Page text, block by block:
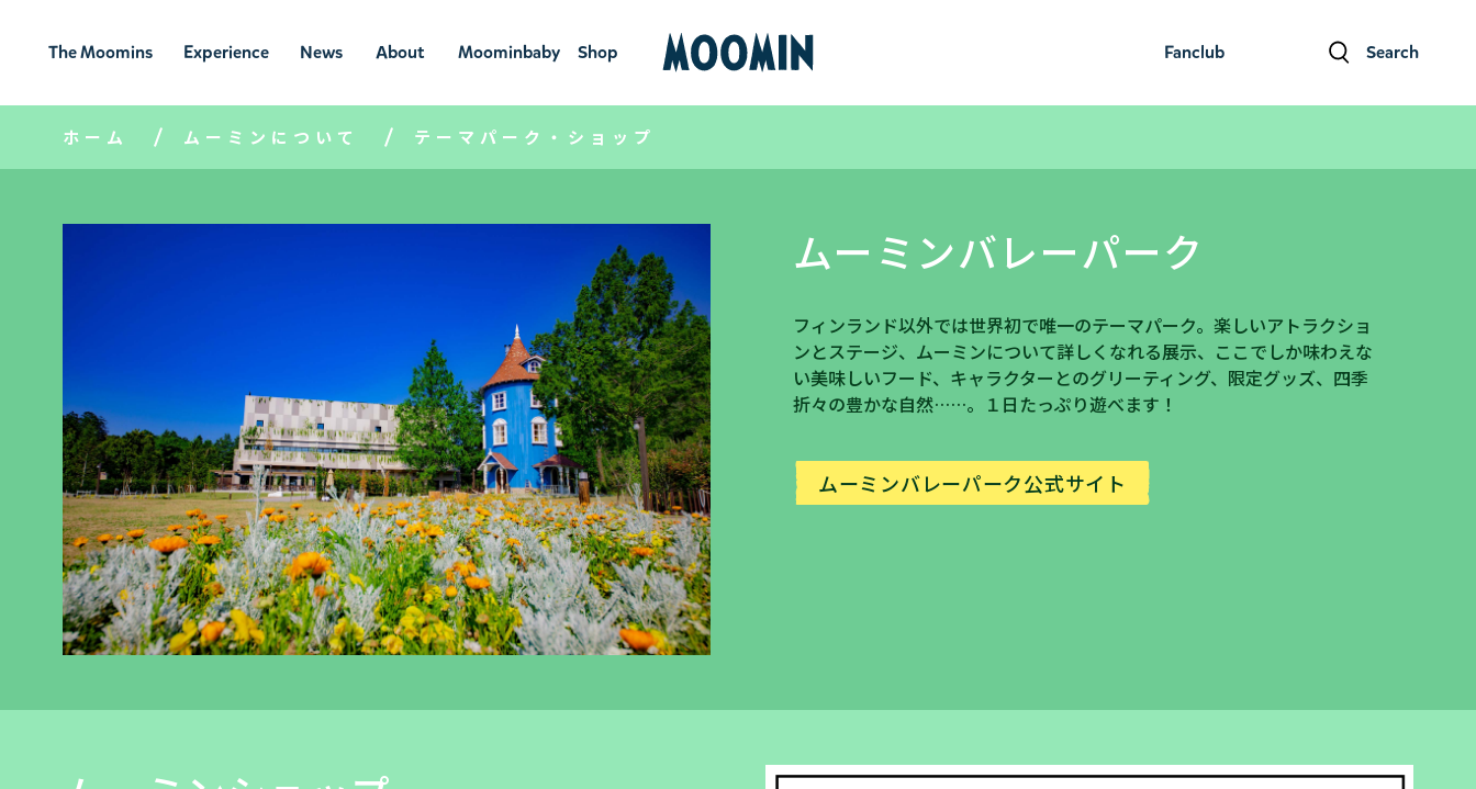
Fanclub Search
The Moomins
ムーミンの
世界
Experience
ムーミンの世
界を楽しむ
News
ニュ
ース
About
ムーミン
について
Moominbaby
ムーミンベ
ビー
Shop
ショ
ップ
ホーム ムーミンについて テーマパーク・ショップ
ムーミンバレーパーク
フィンランド以外では世界初で唯一のテーマパーク。楽しいアトラクショ
ンとステージ、ムーミンについて詳しくなれる展示、ここでしか味わえな
い美味しいフード、キャラクターとのグリーティング、限定グッズ、四季
折々の豊かな自然……。１日たっぷり遊べます！
ムーミンバレーパーク公式サイト